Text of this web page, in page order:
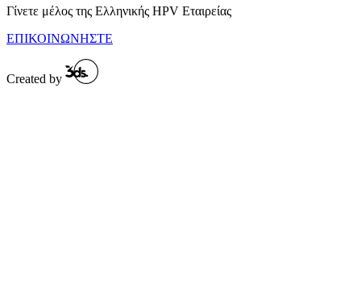
Γίνετε μέλος της Ελληνικής HPV Εταιρείας
ΕΠΙΚΟΙΝΩΝΗΣΤΕ
Created by